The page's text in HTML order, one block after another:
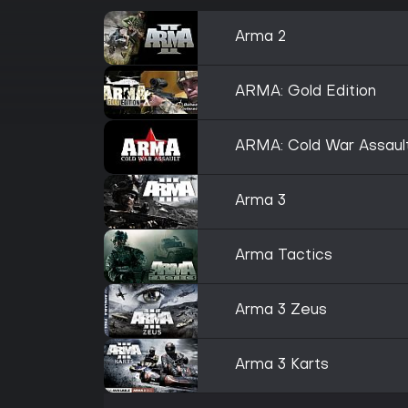
Arma 2
ARMA: Gold Edition
ARMA: Cold War
Arma 3
Arma Tactics
Arma 3 Zeus
Arma 3 Karts